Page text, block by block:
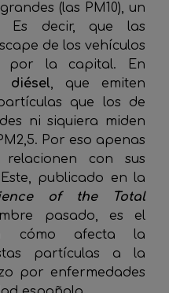
(las PM10), un
Es decir, que las
de los vehículos
por la capital. En
diésel, que emiten
que los de
ni siquiera miden
Por eso apenas
con sus
publicado en la
of the Total
pasado, es el
cómo afecta la
partículas a la
por enfermedades